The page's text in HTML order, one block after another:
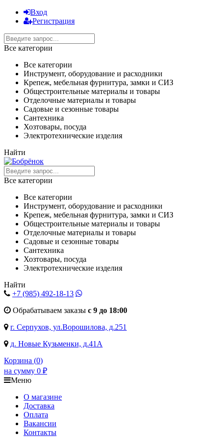
Вход
Регистрация
Все категории
Все категории
Инструмент, оборудование и расходники
Крепеж, мебельная фурнитура, замки и СИЗ
Общестроительные материалы и товары
Отделочные материалы и товары
Садовые и сезонные товары
Сантехника
Хозтовары, посуда
Электротехнические изделия
Найти
Все категории
Все категории
Инструмент, оборудование и расходники
Крепеж, мебельная фурнитура, замки и СИЗ
Общестроительные материалы и товары
Отделочные материалы и товары
Садовые и сезонные товары
Сантехника
Хозтовары, посуда
Электротехнические изделия
Найти
+7 (985) 492-18-13
Обрабатываем заказы с 9 до 18:00
г. Серпухов, ул.Ворошилова, д.251
д. Новые Кузьменки, д.41А
Корзина (0)
на сумму 0 ₽
Меню
О магазине
Доставка
Оплата
Вакансии
Контакты